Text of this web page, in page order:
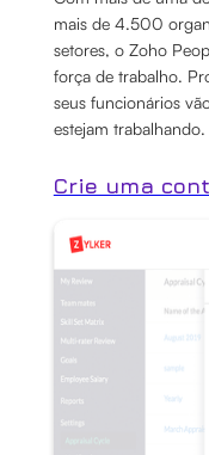
mais de 4.500
setores, o Zoho
força de trabalho.
seus funcionários
estejam trabalhando.
Crie uma